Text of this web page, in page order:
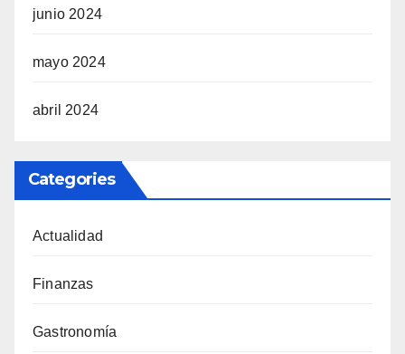
junio 2024
mayo 2024
abril 2024
Categories
Actualidad
Finanzas
Gastronomía